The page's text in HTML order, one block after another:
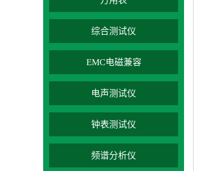
综合测试仪
EMC电磁兼容
电声测试仪
钟表测试仪
频谱分析仪